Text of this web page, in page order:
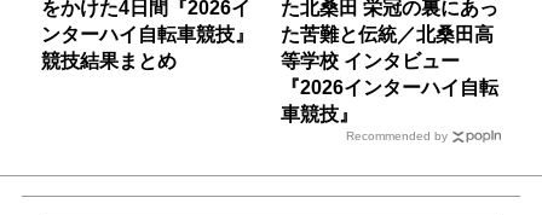
をかけた4日間『2026イ
ンターハイ自転車競技』
競技結果まとめ
た北桑田 栄冠の裏にあっ
た苦難と伝統／北桑田高
等学校 インタビュー
『2026インターハイ自転
車競技』
Recommended by